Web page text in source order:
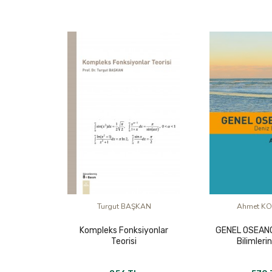
Turgut BAŞKAN
Kompleks Fonksiyonlar
Teorisi
Ahmet
GENEL